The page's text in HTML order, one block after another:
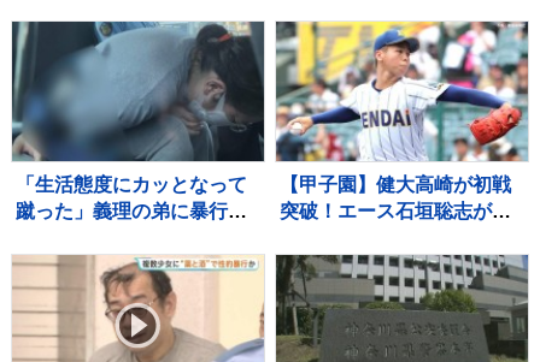
性患者は自発呼吸できず
支部
「生活態度にカッとなって
蹴った」義理の弟に暴行
【甲子園】健大高崎が初戦
突破！エース石垣聡志が八
投 打線は13安打の7得点
の猛攻で快勝